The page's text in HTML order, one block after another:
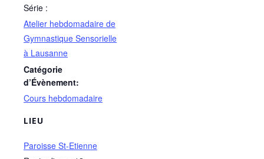
Série :
Atelier hebdomadaire de
Gymnastique Sensorielle
à Lausanne
Catégorie
d’Évènement:
Cours hebdomadaire
LIEU
Paroisse St-Etienne